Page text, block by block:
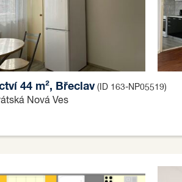
44 m², Břeclav (ID 163-NP05519)
Nová Ves